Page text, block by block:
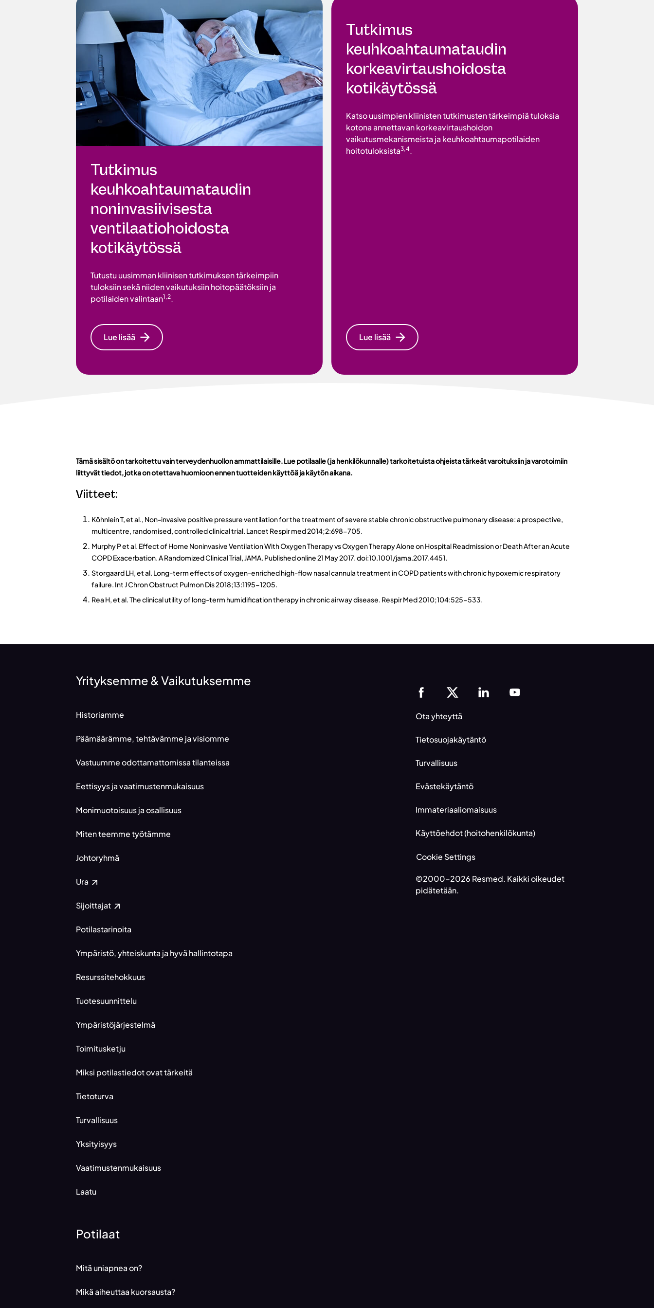
Tutkimus
keuhkoahtaumataudin
noninvasiivisesta
ventilaatiohoidosta
kotikäytössä
Tutustu uusimman kliinisen tutkimuksen tärkeimpiin
tuloksiin sekä niiden vaikutuksiin hoitopäätöksiin ja
potilaiden valintaan1,2.
Lue lisää
Tutkimus
keuhkoahtaumataudin
korkeavirtaushoidosta
kotikäytössä
Katso uusimpien kliinisten tutkimusten tärkeimpiä tuloksia
kotona annettavan korkeavirtaushoidon
vaikutusmekanismeista ja keuhkoahtaumapotilaiden
hoitotuloksista3,4.
Lue lisää
Tämä sisältö on tarkoitettu vain terveydenhuollon ammattilaisille. Lue potilaalle (ja henkilökunnalle) tarkoitetuista ohjeista tärkeät varoituksiin ja varotoimiin
liittyvät tiedot, jotka on otettava huomioon ennen tuotteiden käyttöä ja käytön aikana.
Viitteet:
Köhnlein T, et al., Non-invasive positive pressure ventilation for the treatment of severe stable chronic obstructive pulmonary disease: a prospective,
multicentre, randomised, controlled clinical trial. Lancet Respir med 2014;2:698-705.
Murphy P et al. Effect of Home Noninvasive Ventilation With Oxygen Therapy vs Oxygen Therapy Alone on Hospital Readmission or Death After an Acute
COPD Exacerbation. A Randomized Clinical Trial, JAMA. Published online 21 May 2017. doi:10.1001/jama.2017.4451.
Storgaard LH, et al. Long-term effects of oxygen-enriched high-flow nasal cannula treatment in COPD patients with chronic hypoxemic respiratory
failure. Int J Chron Obstruct Pulmon Dis 2018;13:1195-1205.
Rea H, et al. The clinical utility of long-term humidification therapy in chronic airway disease. Respir Med 2010;104:525-533.
Yrityksemme & Vaikutuksemme
Historiamme
Päämäärämme, tehtävämme ja visiomme
Vastuumme odottamattomissa tilanteissa
Eettisyys ja vaatimustenmukaisuus
Monimuotoisuus ja osallisuus
Miten teemme työtämme
Johtoryhmä
Ura
Sijoittajat
Potilastarinoita
Ympäristö, yhteiskunta ja hyvä hallintotapa
Resurssitehokkuus
Tuotesuunnittelu
Ympäristöjärjestelmä
Toimitusketju
Miksi potilastiedot ovat tärkeitä
Tietoturva
Turvallisuus
Yksityisyys
Vaatimustenmukaisuus
Laatu
Potilaat
Mitä uniapnea on?
Mikä aiheuttaa kuorsausta?
Ota yhteyttä
Tietosuojakäytäntö
Turvallisuus
Evästekäytäntö
Immateriaaliomaisuus
Käyttöehdot (hoitohenkilökunta)
Cookie Settings
©2000-2026 Resmed. Kaikki oikeudet
pidätetään.